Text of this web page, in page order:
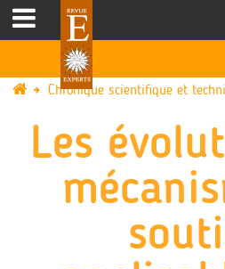
Chronique scientifique et
Les